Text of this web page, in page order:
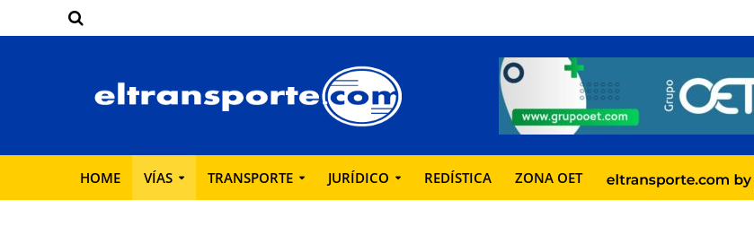
HOME VÍAS TRANSPORTE JURÍDICO REDÍSTICA ZONA OET